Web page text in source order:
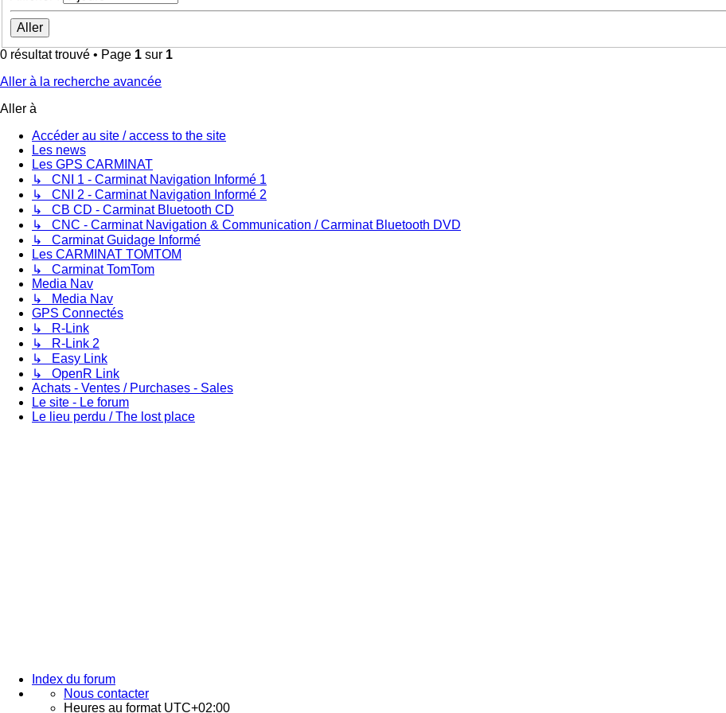
0 résultat trouvé • Page 1 sur 1
Aller à la recherche avancée
Aller à
Accéder au site / access to the site
Les news
Les GPS CARMINAT
↳ CNI 1 - Carminat Navigation Informé 1
↳ CNI 2 - Carminat Navigation Informé 2
↳ CB CD - Carminat Bluetooth CD
↳ CNC - Carminat Navigation & Communication / Carminat Bluetooth DVD
↳ Carminat Guidage Informé
Les CARMINAT TOMTOM
↳ Carminat TomTom
Media Nav
↳ Media Nav
GPS Connectés
↳ R-Link
↳ R-Link 2
↳ Easy Link
↳ OpenR Link
Achats - Ventes / Purchases - Sales
Le site - Le forum
Le lieu perdu / The lost place
Index du forum
Nous contacter
Heures au format UTC+02:00